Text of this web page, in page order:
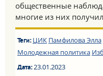
общественные
многие из них
Теги: ЦИК Памфилова Элла
Молодежная политика
Дата:23.01.2023